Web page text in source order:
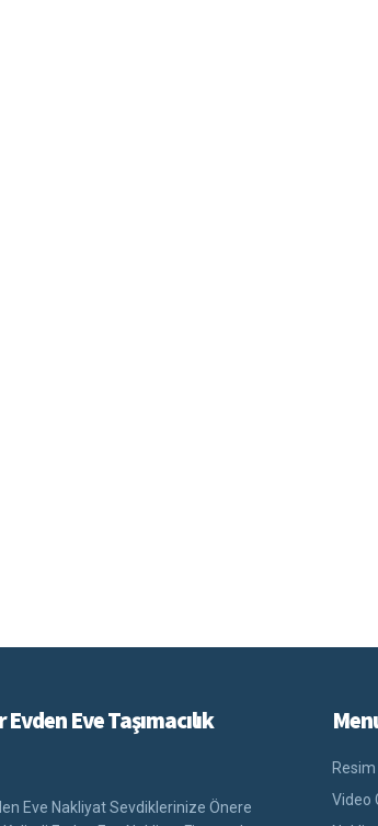
Eve Taşımacılık
Eve Nakliyat Sevdiklerinize Önere
Video